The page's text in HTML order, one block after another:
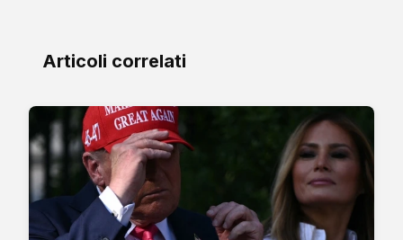
Articoli correlati